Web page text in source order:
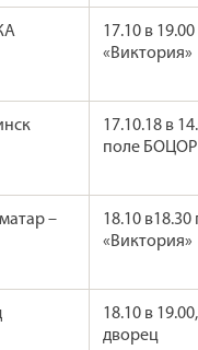
17.10 в
«Виктория»
17.10.18 в
поле БОЦОР
–
18.10 в18.30
«Виктория»
18.10 в
дворец